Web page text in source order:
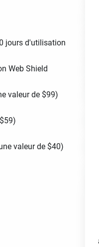
jours d'utilisation
Web Shield
valeur de $99)
$59)
valeur de $40)